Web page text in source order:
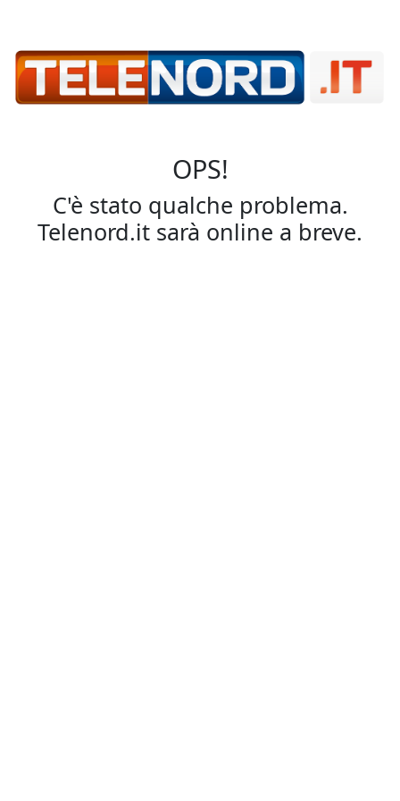
OPS!
C'è stato qualche problema.
Telenord.it sarà online a breve.